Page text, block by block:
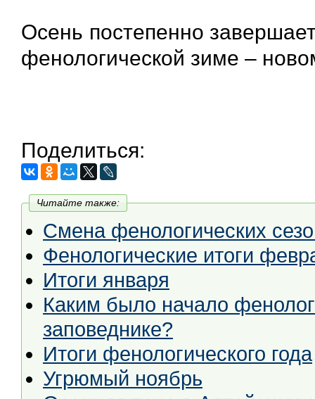
Осень постепенно
фенологической зиме –
Поделиться:
Читайте также:
Смена фенологических
Фенологические итоги
Итоги января
Каким было начало
заповеднике?
Итоги фенологического года
Угрюмый ноябрь